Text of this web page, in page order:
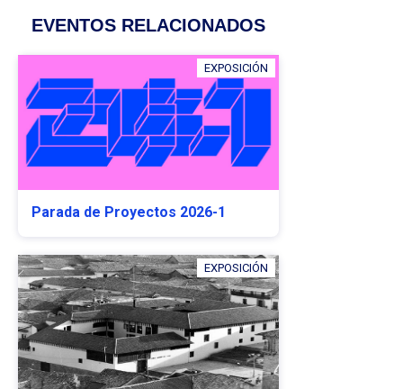
EVENTOS RELACIONADOS
EXPOSICIÓN
Parada de Proyectos 2026-1
EXPOSICIÓN